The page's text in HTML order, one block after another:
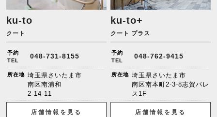
ku-to
クート
予約
TEL
048-731-8155
所在地 埼玉県さいたま市
南区南浦和
2-14-11
店舗情報を見る
ku-to+
クート プラス
予約
TEL
048-762-9415
所在地 埼玉県さいたま市
南区南本町2-3-8志賀パレ
ス1F
店舗情報を見る